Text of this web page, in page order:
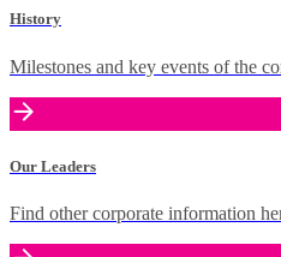
History
Milestones and key events of the
Our Leaders
Find other corporate information